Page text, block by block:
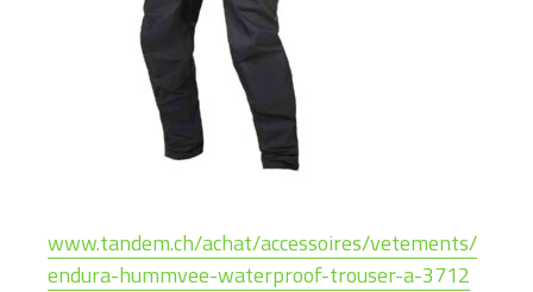
www.tandem.ch/achat/accessoires/vetements/
endura-hummvee-waterproof-trouser-a-3712